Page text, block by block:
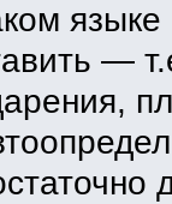
языке
—